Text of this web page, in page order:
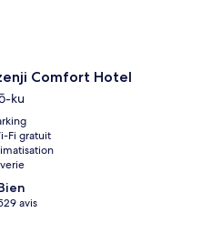
Comfort Hotel
ku
Fi gratuit
avis